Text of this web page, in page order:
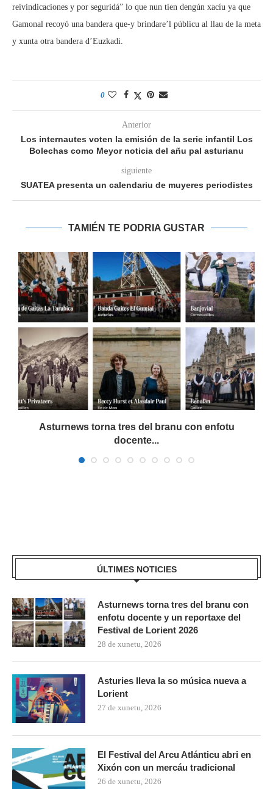
reivindicaciones y por seguridá” lo que nun tien dengún xacíu ya que
Gamonal recoyó una bandera que-y brindare’l públicu al llau de la meta
y xunta otra bandera d’Euzkadi.
0
Anterior
Los internautes voten la emisión de la serie infantil Los
Bolechas como Meyor noticia del añu pal asturianu
siguiente
SUATEA presenta un calendariu de muyeres periodistes
TAMIÉN TE PODRIA GUSTAR
Asturnews torna tres del branu con enfotu
docente...
ÚLTIMES NOTICIES
Asturnews torna tres del branu con
enfotu docente y un reportaxe del
Festival de Lorient 2026
28 de xunetu, 2026
Asturies lleva la so música nueva a
Lorient
27 de xunetu, 2026
El Festival del Arcu Atlánticu abri en
Xixón con un mercáu tradicional
26 de xunetu, 2026